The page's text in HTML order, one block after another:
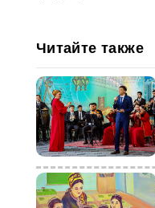
Читайте также